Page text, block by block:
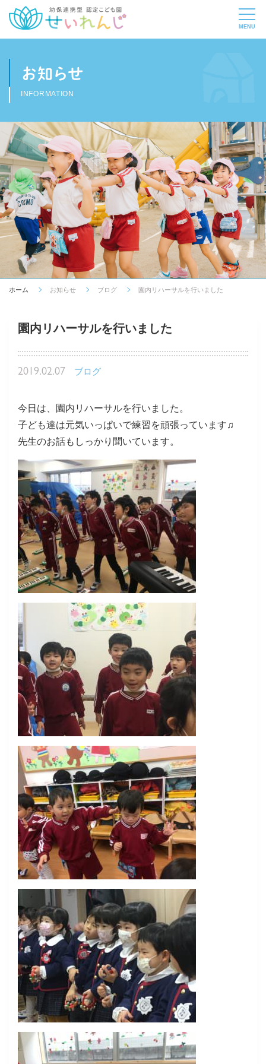
お知らせ
INFORMATION
ホーム お知らせ ブログ 園内リハーサルを行いました
園内リハーサルを行いました
2019.02.07 ブログ
今日は、園内リハーサルを行いました。
子ども達は元気いっぱいで練習を頑張っています♫
先生のお話もしっかり聞いています。